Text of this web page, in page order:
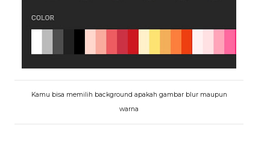
Kamu bisa memilih background apakah gambar blur maupun
warna